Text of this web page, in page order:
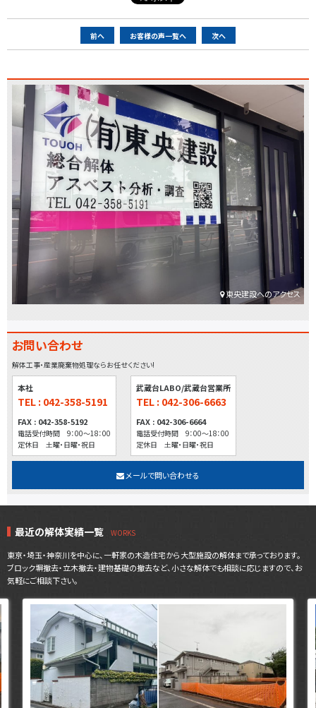
ー
ナ
ビ
ゲ
ー
シ
ョ
ン
前へ お客様の声一覧へ 次へ
東央建設へのアクセス
お問い合わせ
解体工事・産業廃棄物処理ならお任せください!
本社
TEL : 042-358-5191
FAX : 042-358-5192
電話受付時間 9：00～18：00
定休日 土曜・日曜・祝日
武蔵台LABO/武蔵台営業所
TEL : 042-306-6663
FAX : 042-306-6664
電話受付時間 9：00～18：00
定休日 土曜・日曜・祝日
メールで問い合わせる
最近の解体実績一覧
東京・埼玉・神奈川を中心に、一軒家の木造住宅から大型施設の解体まで承っております。
ブロック塀撤去・立木撤去・建物基礎の撤去など、小さな解体でも相談に応じますので、お
気軽にご相談下さい。